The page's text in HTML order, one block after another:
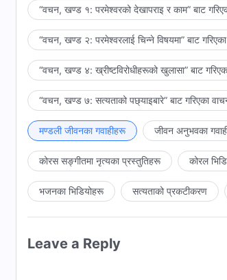
“वचन, खण्ड १: परमेश्‍वरको देखापराइ र काम” बाट
“वचन, खण्ड २: परमेश्‍वरलाई चिन्‍ने विषयमा” बाट
“वचन, खण्ड ४: ख्रीष्टविरोधीहरूको खुलासा” बाट
“वचन, खण्ड ७: सत्यताको पछ्याइबारे” बाट गरिएका
मण्डली जीवनका गवाहीहरू जीवन अनुभवका
कोरस सङ्गीतमा नृत्यका प्रस्तुतिहरू कोरल
भजनका भिडियोहरू सत्यताको प्रकटीकरण
Leave a Reply